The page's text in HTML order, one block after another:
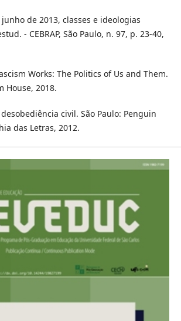
junho de 2013, classes e ideologias
- CEBRAP, São Paulo, n. 97, p. 23-40,
Works: The Politics of Us and Them.
House, 2018.
desobediência civil. São Paulo: Penguin
das Letras, 2012.